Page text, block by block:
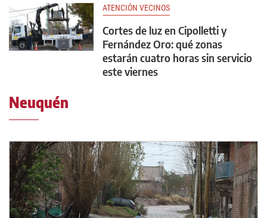
ATENCIÓN VECINOS
Cortes de luz en Cipolletti y
Fernández Oro: qué zonas
estarán cuatro horas sin servicio
este viernes
Neuquén